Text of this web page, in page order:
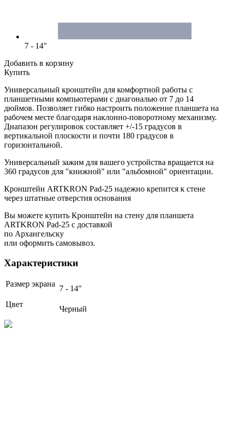
7 - 14"
Добавить в корзину
Купить
Универсальный кронштейн для комфортной работы с
планшетными компьютерами с диагональю от 7 до 14
дюймов. Позволяет гибко настроить положение планшета на
рабочем месте благодаря наклонно-поворотному механизму.
Диапазон регулировок составляет +/-15 градусов в
вертикальной плоскости и почти 180 градусов в
горизонтальной.
Универсальный зажим для вашего устройства вращается на
360 градусов для "книжной" или "альбомной" ориентации.
Кронштейн ARTKRON Pad-25 надежно крепится к стене
через штатные отверстия основания
Вы можете купить Кронштейн на стену для планшета
ARTKRON Pad-25 с доставкой
по Архангельску
или оформить самовывоз.
Характеристики
Размер экрана
7 - 14"
Цвет
Черный